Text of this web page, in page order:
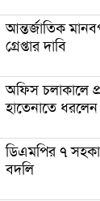
আন্তর্জাতিক
গ্রেপ্তার দাবি
অফিস চলাকালে
হাতেনাতে ধরলেন
ডিএমপির ৭
বদলি